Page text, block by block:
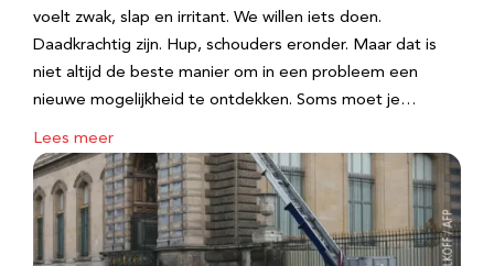
voelt zwak, slap en irritant. We willen iets doen.
Daadkrachtig zijn. Hup, schouders eronder. Maar dat is
niet altijd de beste manier om in een probleem een
nieuwe mogelijkheid te ontdekken. Soms moet je…
Lees meer